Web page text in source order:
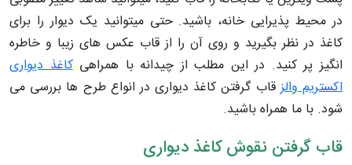
در محیط پذیرایی خانه، باشید. حتی میتوانید یک دیوار را برای
کاغذ در نظر بگیرید و روی آن را از قاب عکس های زیبا و خاطره
انگیز پر کنید. در این مطلب از چیدانه با همراهیکاغذ دیواری
اکستریم والزقاب گرفتن کاغذ دیواری در انواع طرح ها بررسی می
شود. با ما همراه باشید.
قاب گرفتن نقوش کاغذ دیواری